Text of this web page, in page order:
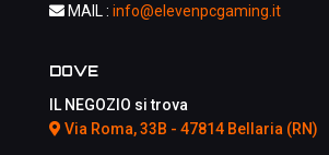
MAIL : info@elevenpcgaming.it
DOVE
IL NEGOZIO si trova
Via Roma, 33B - 47814 Bellaria (RN)